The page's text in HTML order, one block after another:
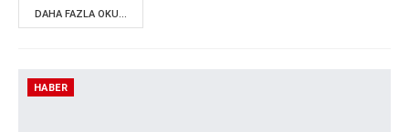
DAHA FAZLA OKU...
HABER